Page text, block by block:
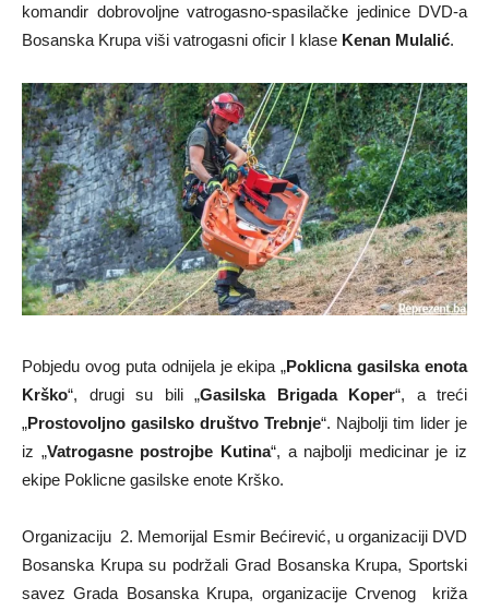
komandir dobrovoljne vatrogasno-spasilačke jedinice DVD-a
Bosanska Krupa viši vatrogasni oficir I klase Kenan Mulalić.
Pobjedu ovog puta odnijela je ekipa „Poklicna gasilska enota
Krško“, drugi su bili „Gasilska Brigada Koper“, a treći
„Prostovoljno gasilsko društvo Trebnje“. Najbolji tim lider je
iz „Vatrogasne postrojbe Kutina“, a najbolji medicinar je iz
ekipe Poklicne gasilske enote Krško.
Organizaciju 2. Memorijal Esmir Bećirević, u organizaciji DVD
Bosanska Krupa su podržali Grad Bosanska Krupa, Sportski
savez Grada Bosanska Krupa, organizacije Crvenog križa